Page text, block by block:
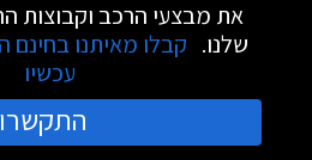
את מבצעי הרכב וקבוצות
שלנו. קבלו מאיתנו
עכשיו
התקשרו